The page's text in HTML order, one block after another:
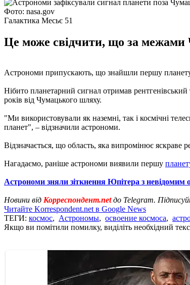
Фото: nasa.gov
Галактика Месьє 51
Це може свідчити, що за межами
Астрономи припускають, що знайшли першу
Нібито планетарний сигнал отримав
років від Чумацького шляху.
"Ми використовували як наземні, так і космічні
планет", – відзначили астрономи.
Відзначається, що область, яка випромінює яскраве
Нагадаємо, раніше астрономи виявили першу
Астрономи зняли зіткнення Юпітера з невідомим
Новини від Корреспондент.netдо Telegram.
Читайте Korrespondent.net в Google News
ТЕГИ: космос, Астрономы, освоение космоса,
Якщо ви помітили помилку, виділіть необхідний